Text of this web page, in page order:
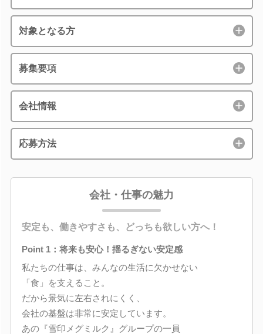
対象となる方
募集要項
会社情報
応募方法
会社・仕事の魅力
安定も、働きやすさも、どっちも欲しい方へ！
Point 1：将来も安心！揺るぎない安定感
私たちの仕事は、みんなの生活に欠かせない
「食」を支えること。
だから景気に左右されにくく、
会社の基盤は非常に安定しています。
あの『雪印メグミルク』グループの一員